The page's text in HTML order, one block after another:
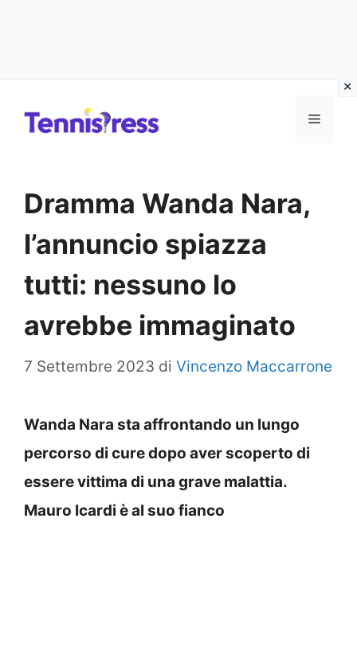
MENU
Dramma Wanda Nara,
l’annuncio spiazza
tutti: nessuno lo
avrebbe immaginato
7 Settembre 2023 di Vincenzo Maccarrone
Wanda Nara sta affrontando un lungo
percorso di cure dopo aver scoperto di
essere vittima di una grave malattia.
Mauro Icardi è al suo fianco